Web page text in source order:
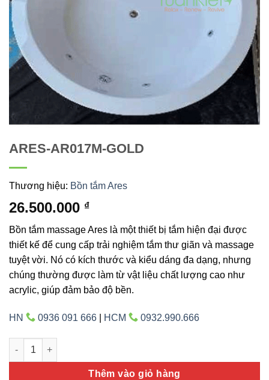
ARES-AR017M-GOLD
Thương hiệu: Bồn tắm Ares
26.500.000 ₫
Bồn tắm massage Ares là một thiết bị tắm hiện đại được
thiết kế để cung cấp trải nghiệm tắm thư giãn và massage
tuyệt vời. Nó có kích thước và kiểu dáng đa dạng, nhưng
chúng thường được làm từ vật liệu chất lượng cao như
acrylic, giúp đảm bảo độ bền.
HN 0936 091 666 HCM 0932.990.666
ARES-AR017M-GOLD số lượng
Thêm vào giỏ hàng